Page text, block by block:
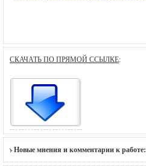
СКАЧАТЬ ПО ПРЯМОЙ ССЫЛКЕ:
Новые мнения и комментарии к работе: